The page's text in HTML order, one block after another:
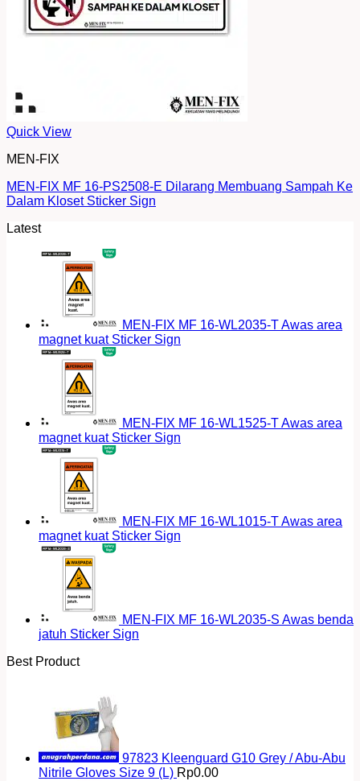
Quick View
MEN-FIX
MEN-FIX MF 16-PS2508-E Dilarang Membuang Sampah Ke
Dalam Kloset Sticker Sign
Latest
MEN-FIX MF 16-WL2035-T Awas area
magnet kuat Sticker Sign
MEN-FIX MF 16-WL1525-T Awas area
magnet kuat Sticker Sign
MEN-FIX MF 16-WL1015-T Awas area
magnet kuat Sticker Sign
MEN-FIX MF 16-WL2035-S Awas benda
jatuh Sticker Sign
Best Product
97823 Kleenguard G10 Grey / Abu-Abu
Nitrile Gloves Size 9 (L) Rp0.00